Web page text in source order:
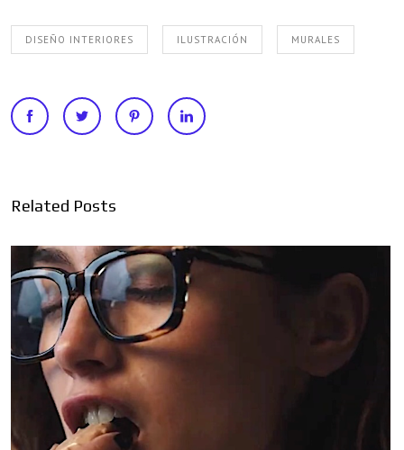
DISEÑO INTERIORES ILUSTRACIÓN MURALES
Related Posts